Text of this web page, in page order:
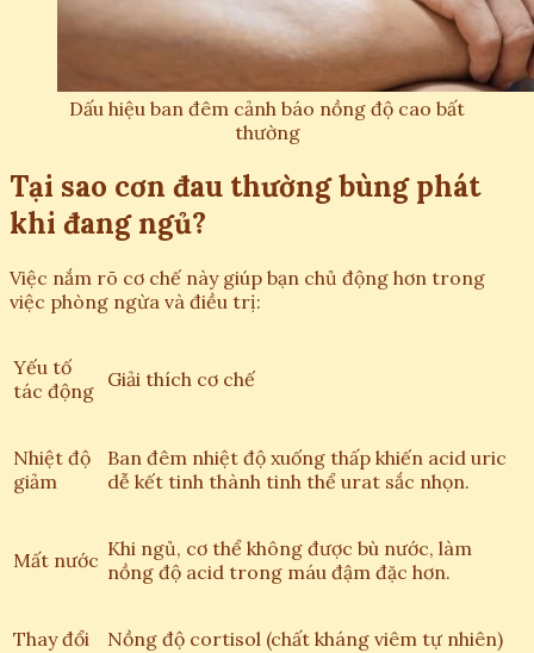
Dấu hiệu ban đêm cảnh báo nồng độ cao bất
thường
Tại sao cơn đau thường bùng phát
khi đang ngủ?
Việc nắm rõ cơ chế này giúp bạn chủ động hơn trong
việc phòng ngừa và điều trị:
Yếu tố
tác động Giải thích cơ chế
Nhiệt độ
giảm
Ban đêm nhiệt độ xuống thấp khiến acid uric
dễ kết tinh thành tinh thể urat sắc nhọn.
Mất nước Khi ngủ, cơ thể không được bù nước, làm
nồng độ acid trong máu đậm đặc hơn.
Thay đổi
Nồng độ cortisol (chất kháng viêm tự nhiên)